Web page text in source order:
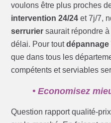
voulons être plus proches
intervention 24/24 et 7j/7,
serrurier saurait répondre
délai. Pour toutdépannage
que dans tous les
compétents et serviables
• Economisez
Question rapport qualité-